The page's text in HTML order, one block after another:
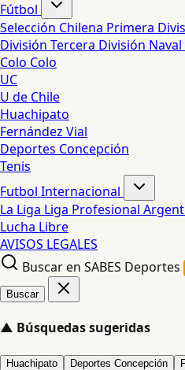
Fútbol
Selección Chilena Primera
División Tercera División Naval
Colo Colo
UC
U de Chile
Huachipato
Fernández Vial
Deportes Concepción
Tenis
Futbol Internacional
La Liga Liga Profesional
Lucha Libre
AVISOS LEGALES
Buscar en SABES Deportes
Buscar
▲ Búsquedas sugeridas
Huachipato Deportes Concepción